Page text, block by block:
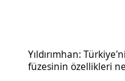
Yıldırımhan:
füzesinin özellikleri